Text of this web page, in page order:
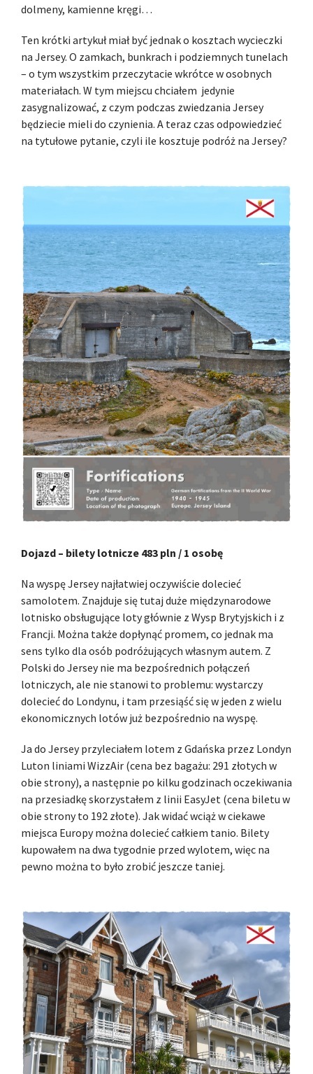
dolmeny, kamienne kręgi…
Ten krótki artykuł miał być jednak o kosztach wycieczki
na Jersey. O zamkach, bunkrach i podziemnych tunelach
– o tym wszystkim przeczytacie wkrótce w osobnych
materiałach. W tym miejscu chciałem jedynie
zasygnalizować, z czym podczas zwiedzania Jersey
będziecie mieli do czynienia. A teraz czas odpowiedzieć
na tytułowe pytanie, czyli ile kosztuje podróż na Jersey?
Dojazd – bilety lotnicze 483 pln / 1 osobę
Na wyspę Jersey najłatwiej oczywiście dolecieć
samolotem. Znajduje się tutaj duże międzynarodowe
lotnisko obsługujące loty głównie z Wysp Brytyjskich i z
Francji. Można także dopłynąć promem, co jednak ma
sens tylko dla osób podróżujących własnym autem. Z
Polski do Jersey nie ma bezpośrednich połączeń
lotniczych, ale nie stanowi to problemu: wystarczy
dolecieć do Londynu, i tam przesiąść się w jeden z wielu
ekonomicznych lotów już bezpośrednio na wyspę.
Ja do Jersey przyleciałem lotem z Gdańska przez Londyn
Luton liniami WizzAir (cena bez bagażu: 291 złotych w
obie strony), a następnie po kilku godzinach oczekiwania
na przesiadkę skorzystałem z linii EasyJet (cena biletu w
obie strony to 192 złote). Jak widać wciąż w ciekawe
miejsca Europy można dolecieć całkiem tanio. Bilety
kupowałem na dwa tygodnie przed wylotem, więc na
pewno można to było zrobić jeszcze taniej.